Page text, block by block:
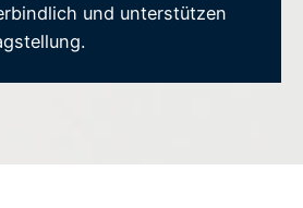
und unterstützen